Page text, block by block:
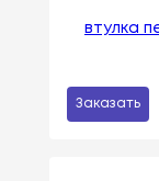
втулка
Заказать